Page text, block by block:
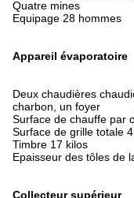
Quatre mines
Equipage 28 hommes
Appareil évaporatoire
Deux chaudières
charbon, un foyer
Surface de chauffe par
Surface de grille totale
Timbre 17 kilos
Epaisseur des tôles de
Collecteur supérieur